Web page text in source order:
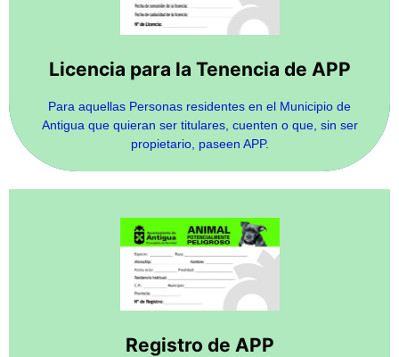
Licencia para la Tenencia de APP
Para aquellas Personas residentes en el Municipio de
Antigua que quieran ser titulares, cuenten o que, sin ser
propietario, paseen APP.
el siguiente enlace
TRAMITAR
Registro de APP
Se seguirán los pasos que a continuación se indican en
el siguiente enlace
TRAMITAR